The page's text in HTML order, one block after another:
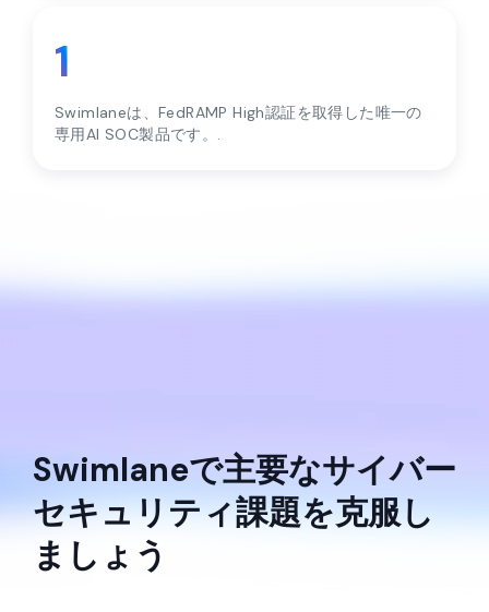
1
Swimlaneは、FedRAMP High認証を取得した唯一の
専用AI SOC製品です。.
Swimlaneで主要なサイバー
セキュリティ課題を克服し
ましょう